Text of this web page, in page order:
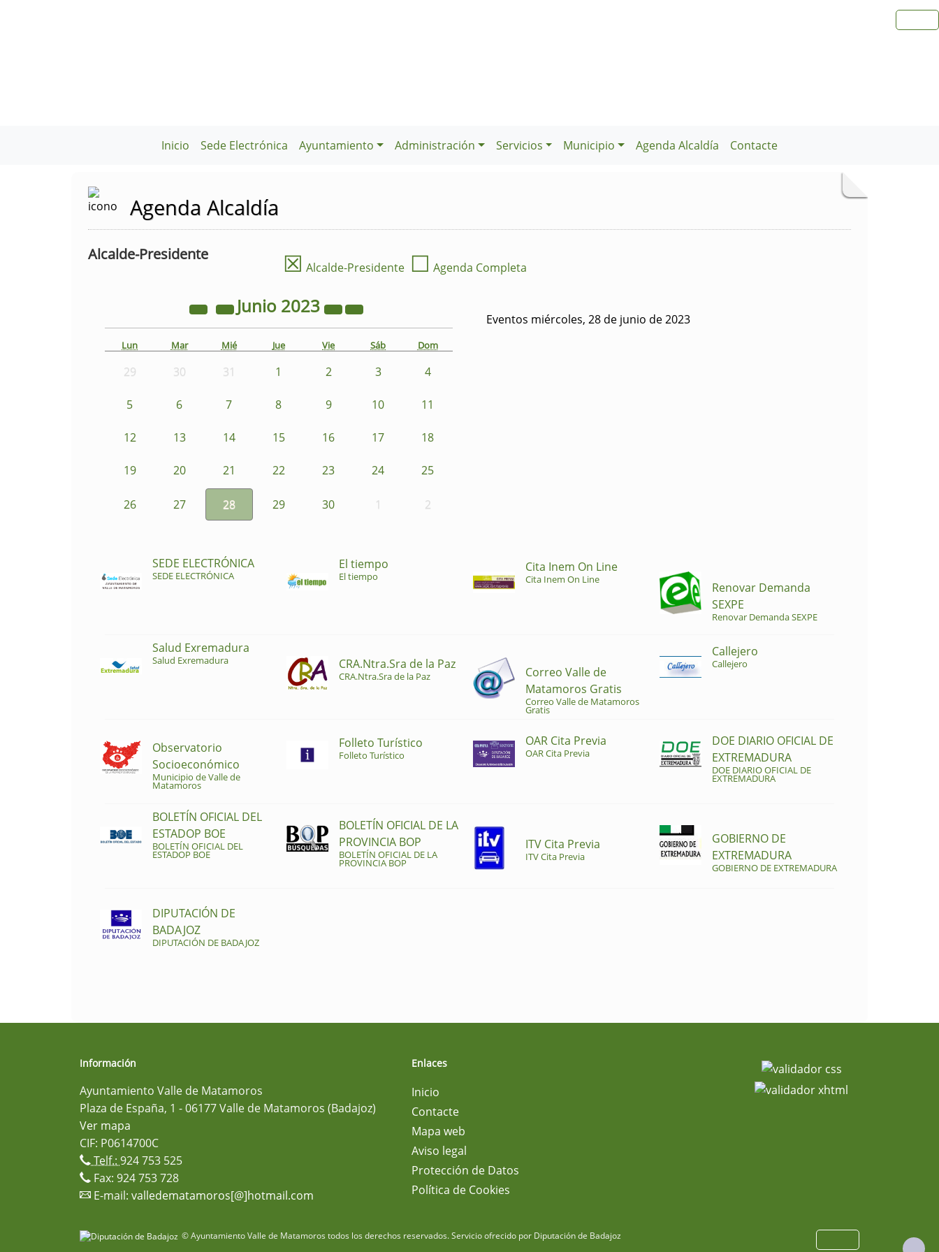
Inicio Sede Electrónica Ayuntamiento Administración Servicios Municipio Agenda Alcaldía Contacte
Agenda Alcaldía
Alcalde-Presidente ☒ Alcalde-Presidente ☐ Agenda Completa
Junio 2023
Lun Mar Mié Jue Vie Sáb Dom
29 30 31 1 2 3 4
5 6 7 8 9 10 11
12 13 14 15 16 17 18
19 20 21 22 23 24 25
26 27 28 29 30 1 2
Eventos miércoles, 28 de junio de 2023
SEDE ELECTRÓNICA
SEDE ELECTRÓNICA
El tiempo
El tiempo
Cita Inem On Line
Cita Inem On Line
Renovar Demanda
SEXPE
Renovar Demanda SEXPE
Salud Exremadura
Salud Exremadura CRA.Ntra.Sra de la Paz
CRA.Ntra.Sra de la Paz
Correo Valle de
Matamoros Gratis
Correo Valle de Matamoros
Gratis
Callejero
Callejero
Observatorio
Socioeconómico
Municipio de Valle de
Matamoros
Folleto Turístico
Folleto Turístico
OAR Cita Previa
OAR Cita Previa
DOE DIARIO OFICIAL DE
EXTREMADURA
DOE DIARIO OFICIAL DE
EXTREMADURA
BOLETÍN OFICIAL DEL
ESTADOP BOE
BOLETÍN OFICIAL DEL
ESTADOP BOE
BOLETÍN OFICIAL DE LA
PROVINCIA BOP
BOLETÍN OFICIAL DE LA
PROVINCIA BOP
ITV Cita Previa
ITV Cita Previa
GOBIERNO DE
EXTREMADURA
GOBIERNO DE EXTREMADURA
DIPUTACIÓN DE
BADAJOZ
DIPUTACIÓN DE BADAJOZ
Información
Ayuntamiento Valle de Matamoros
Plaza de España, 1 - 06177 Valle de Matamoros (Badajoz)
Ver mapa
CIF: P0614700C
Telf.:924 753 525
Fax: 924 753 728
E-mail: valledematamoros[@]hotmail.com
Enlaces
Inicio
Contacte
Mapa web
Aviso legal
Protección de Datos
Política de Cookies
© Ayuntamiento Valle de Matamoros todos los derechos reservados.Servicio ofrecido por Diputación de Badajoz